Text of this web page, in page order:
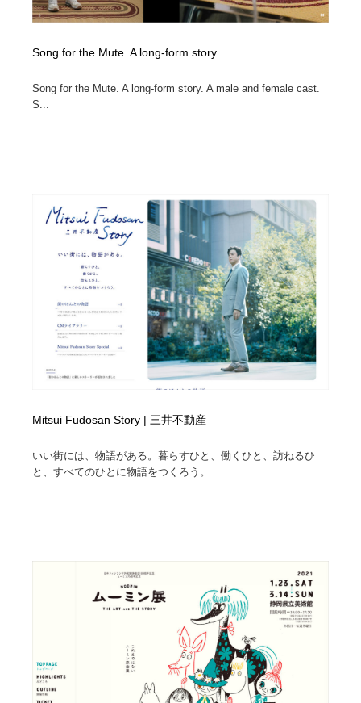
Song for the Mute. A long-form story.
Song for the Mute. A long-form story. A male and female cast.
S...
Mitsui Fudosan Story | 三井不動産
いい街には、物語がある。暮らすひと、働くひと、訪ねるひ
と、すべてのひとに物語をつくろう。...